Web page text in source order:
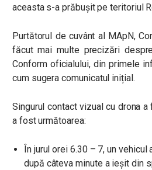
aceasta s-a prăbușit pe teritoriul
Purtătorul de cuvânt al MApN,
făcut mai multe precizări
Conform oficialului, din primele
cum sugera comunicatul inițial.
Singurul contact vizual cu drona
a fost următoarea:
În jurul orei 6.30 – 7, un vehicul
după câteva minute a ieșit din